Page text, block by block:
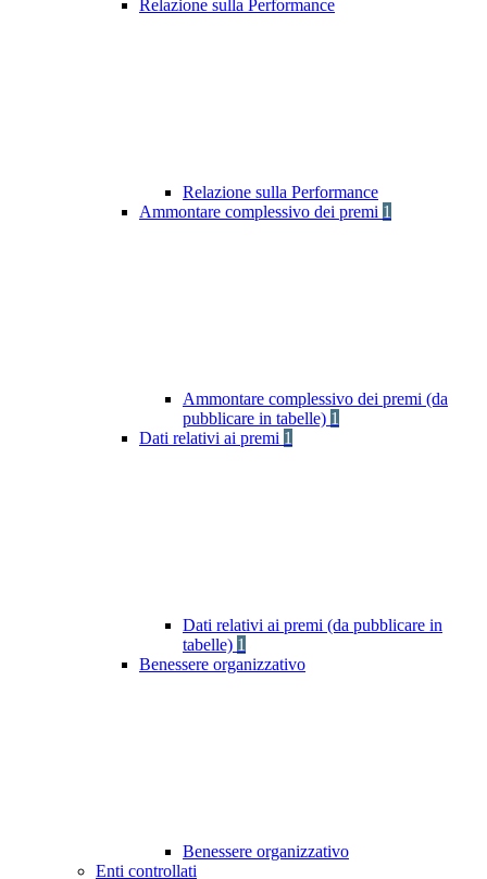
Relazione sulla Performance
Relazione sulla Performance
Ammontare complessivo dei premi 1
Ammontare complessivo dei premi (da
pubblicare in tabelle) 1
Dati relativi ai premi 1
Dati relativi ai premi (da pubblicare in
tabelle) 1
Benessere organizzativo
Benessere organizzativo
Enti controllati